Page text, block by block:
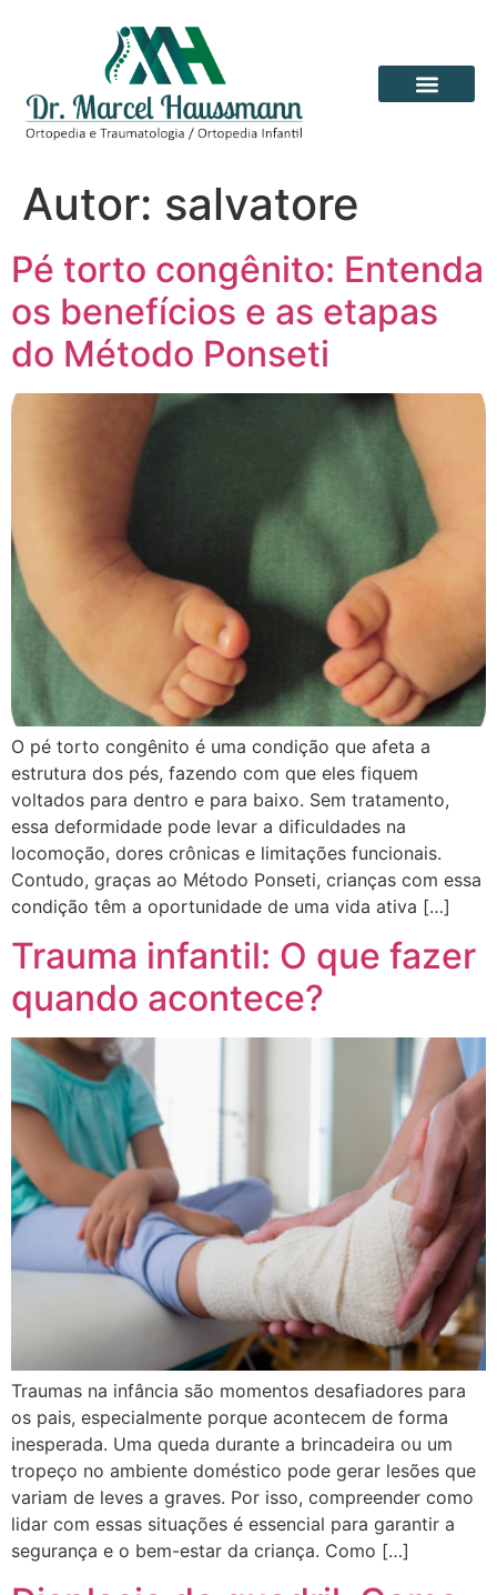
Autor: salvatore
Pé torto congênito: Entenda
os benefícios e as etapas
do Método Ponseti
O pé torto congênito é uma condição que afeta a
estrutura dos pés, fazendo com que eles fiquem
voltados para dentro e para baixo. Sem tratamento,
essa deformidade pode levar a dificuldades na
locomoção, dores crônicas e limitações funcionais.
Contudo, graças ao Método Ponseti, crianças com essa
condição têm a oportunidade de uma vida ativa […]
Trauma infantil: O que fazer
quando acontece?
Traumas na infância são momentos desafiadores para
os pais, especialmente porque acontecem de forma
inesperada. Uma queda durante a brincadeira ou um
tropeço no ambiente doméstico pode gerar lesões que
variam de leves a graves. Por isso, compreender como
lidar com essas situações é essencial para garantir a
segurança e o bem-estar da criança. Como […]